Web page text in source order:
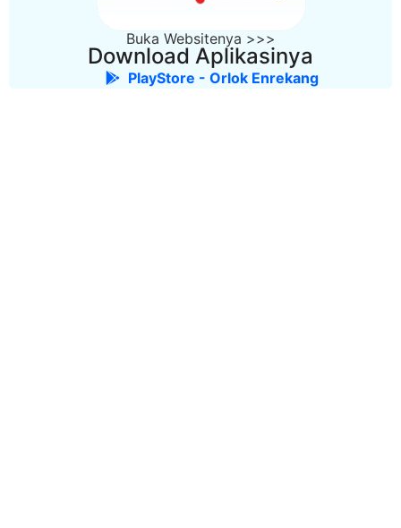
Buka Websitenya >>>
Download Aplikasinya
PlayStore - Orlok Enrekang